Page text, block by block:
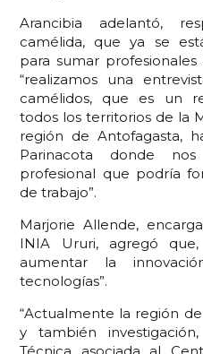
Arancibia adelantó,
camélida, que ya se
para sumar
“realizamos una
camélidos, que es un
todos los territorios de la
región de Antofagasta,
Parinacota donde
profesional que podría
de trabajo”.
Marjorie Allende,
INIA Ururi, agregó
aumentar la
tecnologías”.
“Actualmente la región
y también